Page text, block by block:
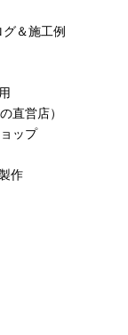
グ＆施工例
直営店）
ップ
作